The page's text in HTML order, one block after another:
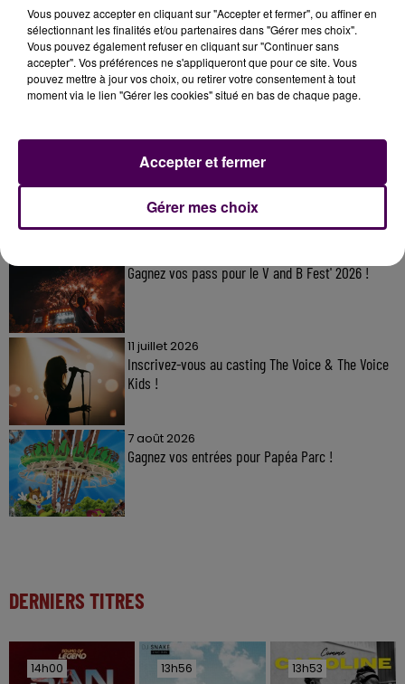
Gagnez vos pass pour le V and B Fest' 2026 !
11 juillet 2026
Inscrivez-vous au casting The Voice & The Voice
Kids !
7 août 2026
Gagnez vos entrées pour Papéa Parc !
DERNIERS TITRES
14h00
14h00 13h56
13h56 13h53
13h53
Vous pouvez accepter en cliquant sur "Accepter et fermer", ou affiner en
sélectionnant les finalités et/ou partenaires dans "Gérer mes choix".
Vous pouvez également refuser en cliquant sur "Continuer sans
accepter". Vos préférences ne s'appliqueront que pour ce site. Vous
pouvez mettre à jour vos choix, ou retirer votre consentement à tout
moment via le lien "Gérer les cookies" situé en bas de chaque page.
Gérer mes choix
Accepter et fermer